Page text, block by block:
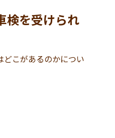
検を受けられ
こがあるのかについ